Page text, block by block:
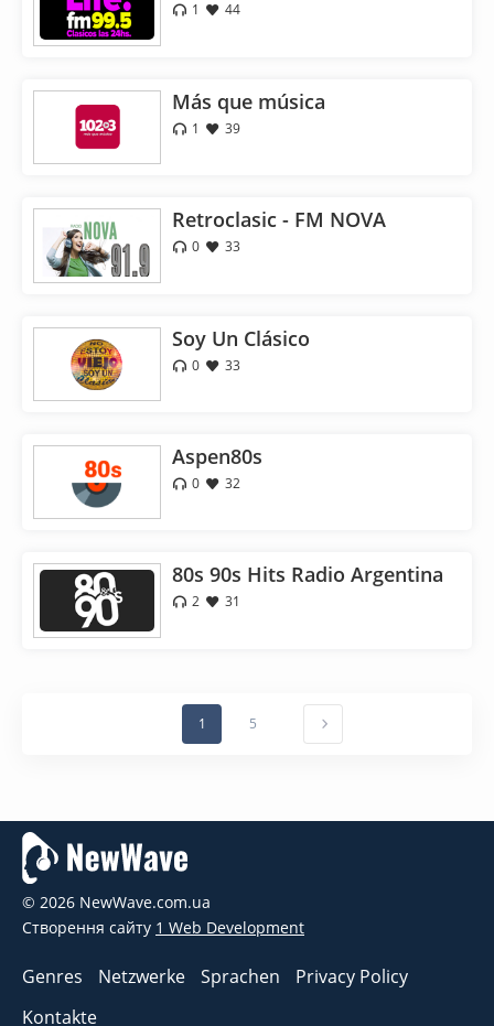
1 44
Más que música
1 39
Retroclasic - FM NOVA
0 33
Soy Un Clásico
0 33
Aspen80s
0 32
80s 90s Hits Radio Argentina
2 31
1 5
© 2026 NewWave.com.ua
Створення сайту 1 Web Development
Genres Netzwerke Sprachen
Privacy Policy
Kontakte